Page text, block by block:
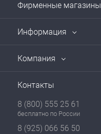
Фирменные магазины
Информация
Компания
Контакты
8 (800) 555 25 61
бесплатно по России
8 (925) 066 56 50